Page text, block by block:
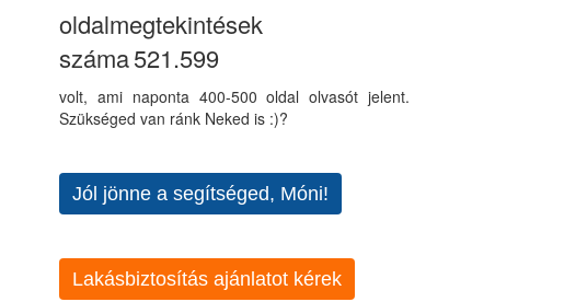
oldalmegtekintések
száma521.599
volt, ami naponta 400-500 oldal olvasót jelent.
Szükséged van ránk Neked is :)?
Jól jönne a segítséged, Móni!
Lakásbiztosítás ajánlatot kérek